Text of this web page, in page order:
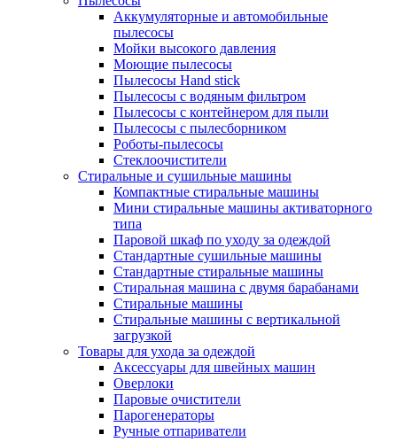
Аккумуляторные и автомобильные
пылесосы
Мойки высокого давления
Моющие пылесосы
Пылесосы Hand stick
Пылесосы с водяным фильтром
Пылесосы с контейнером для пыли
Пылесосы с пылесборником
Роботы-пылесосы
Стеклоочистители
Стиральные и сушильные машины
Компактные стиральные машины
Мини стиральные машины активаторного
типа
Паровой шкаф по уходу за одеждой
Стандартные сушильные машины
Стандартные стиральные машины
Стиральная машина с двумя барабанами
Стиральные машины
Стиральные машины с вертикальной
загрузкой
Товары для ухода за одеждой
Аксессуары для швейных машин
Оверлоки
Паровые очистители
Парогенераторы
Ручные отпариватели